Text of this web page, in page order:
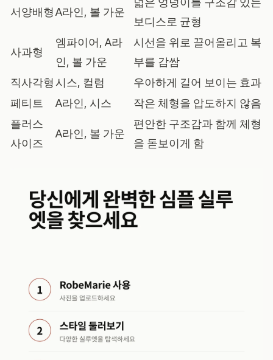
서양배형A라인, 볼 가운
보디스로 균형
사과형
엠파이어, A라
인, 볼 가운
시선을 위로 끌어올리고 복
부를 감쌈
직사각형 시스, 컬럼
우아하게 길어 보이는 효과
페티트
A라인, 시스
작은 체형을 압도하지 않음
플러스
사이즈
A라인, 볼 가운
편안한 구조감과 함께 체형
을 돋보이게 함